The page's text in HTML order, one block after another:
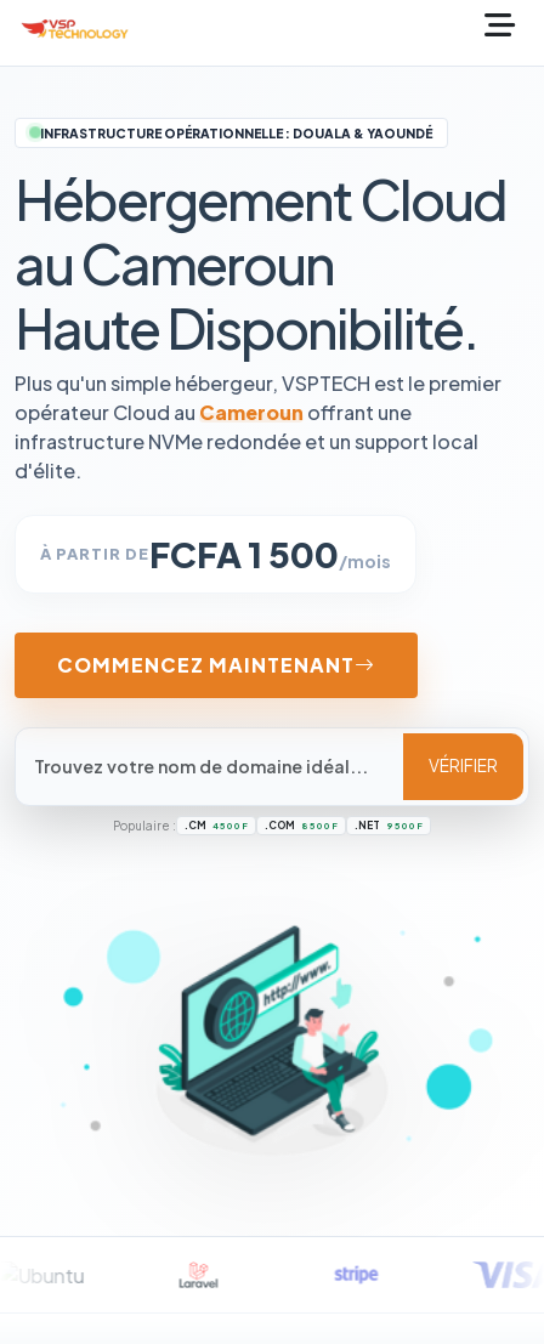
INFRASTRUCTURE OPÉRATIONNELLE : DOUALA & YAOUNDÉ
Hébergement Cloud
au Cameroun
Haute Disponibilité.
Plus qu'un simple hébergeur, VSPTECH est le premier
opérateur Cloud au Cameroun offrant une
infrastructure NVMe redondée et un support local
d'élite.
À PARTIR DEFCFA 1 500/mois
COMMENCEZ MAINTENANT
VÉRIFIER
Populaire : .CM 4 500 F .COM 8 500 F .NET 9 500 F